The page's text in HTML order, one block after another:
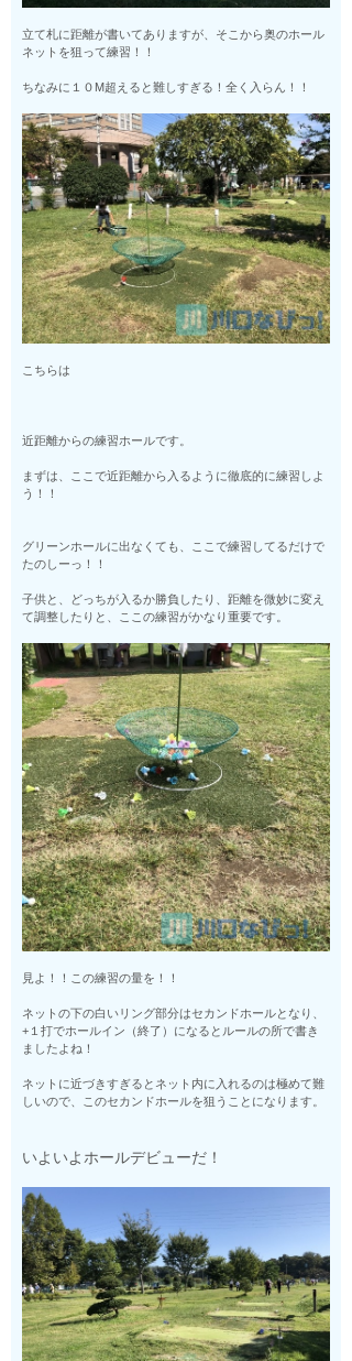
立て札に距離が書いてありますが、そこから奥のホール
ネットを狙って練習！！
ちなみに１０M超えると難しすぎる！全く入らん！！
こちらは
近距離からの練習ホールです。
まずは、ここで近距離から入るように徹底的に練習しよ
う！！
グリーンホールに出なくても、ここで練習してるだけで
たのしーっ！！
子供と、どっちが入るか勝負したり、距離を微妙に変え
て調整したりと、ここの練習がかなり重要です。
見よ！！この練習の量を！！
ネットの下の白いリング部分はセカンドホールとなり、
+１打でホールイン（終了）になるとルールの所で書き
ましたよね！
ネットに近づきすぎるとネット内に入れるのは極めて難
しいので、このセカンドホールを狙うことになります。
いよいよホールデビューだ！